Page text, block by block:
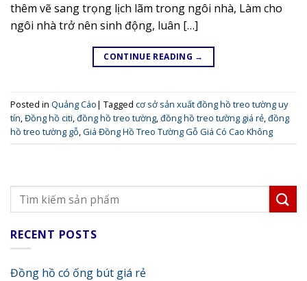
thêm vẽ sang trọng lịch lãm trong ngôi nhà, Làm cho
ngôi nhà trở nên sinh động, luân […]
CONTINUE READING →
Posted in Quảng Cáo| Tagged cơ sở sản xuất đồng hồ treo tường uy
tín Đồng hồ citi đồng hồ treo tường đồng hồ treo tường giá rẻ đồng
hồ treo tường gỗ Giá Đồng Hồ Treo Tường Gỗ Giá Có Cao Không
RECENT POSTS
Đồng hồ có ống bút giá rẻ